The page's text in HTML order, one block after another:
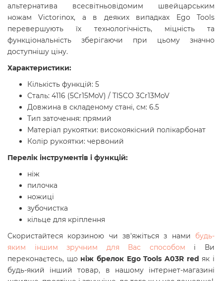
альтернатива всесвітньовідомим швейцарським
ножам Victorinox, а в деяких випадках Ego Tools
перевершують їх технологічність, міцність та
функціональність зберігаючи при цьому значно
доступнішу ціну.
Характеристики:
Кількість функцій: 5
Сталь: 4116 (5Cr15MoV) / TISCO 3Cr13MoV
Довжина в складеному стані, см: 6.5
Тип заточення: прямий
Матеріал рукоятки: високоякісний полікарбонат
Колір рукоятки: червоний
Перелік інструментів і функцій:
ніж
пилочка
ножиці
зубочистка
кільце для кріплення
Скористайтеся корзиною чи зв'яжіться з нами будь-
яким іншим зручним для Вас способом і Ви
переконаєтесь, що ніж брелок Ego ToolsA03R red як і
будь-який інший товар, в нашому інтернет-магазині